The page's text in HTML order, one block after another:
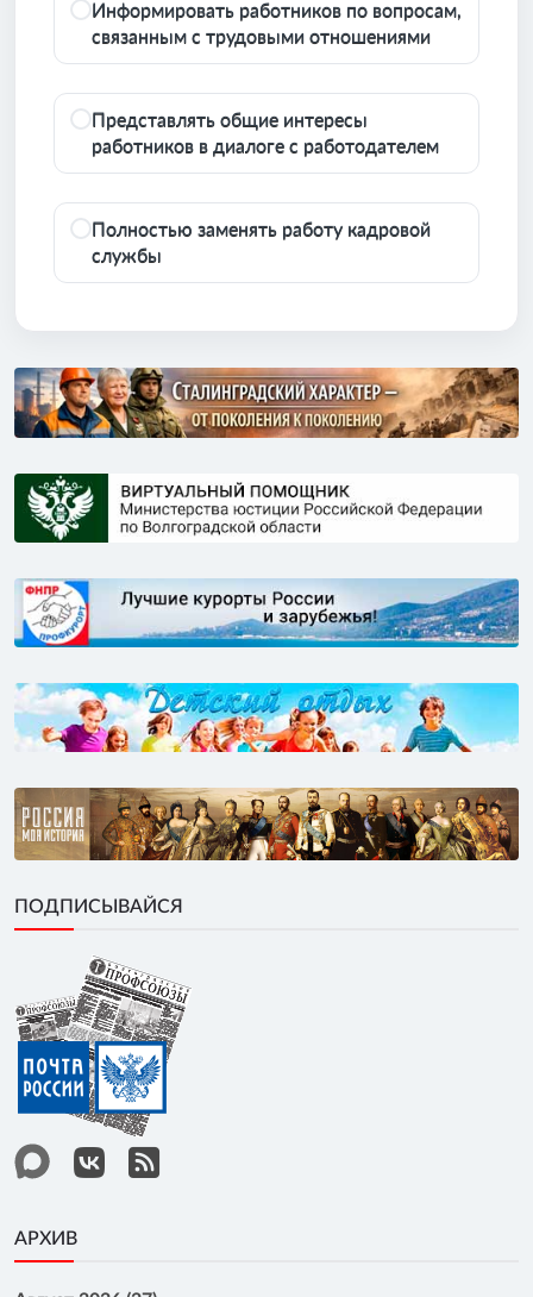
Информировать работников по вопросам,
связанным с трудовыми отношениями
Представлять общие интересы
работников в диалоге с работодателем
Полностью заменять работу кадровой
службы
ПОДПИСЫВАЙСЯ
АРХИВ